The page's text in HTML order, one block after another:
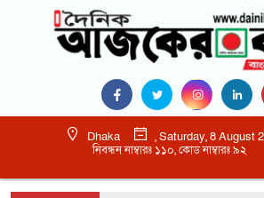
Dhaka
, Saturday, 8 August
নিবন্ধন নাম্বারঃ ১১০, কোড নাম্বারঃ ৯২